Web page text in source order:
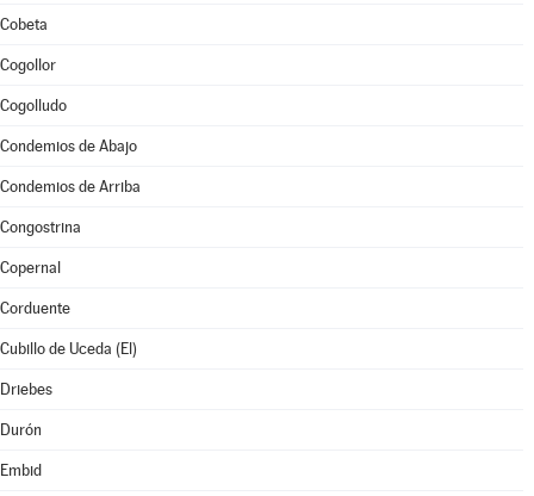
Cobeta
Cogollor
Cogolludo
Condemios de Abajo
Condemios de Arriba
Congostrina
Copernal
Corduente
Cubillo de Uceda (El)
Driebes
Durón
Embid